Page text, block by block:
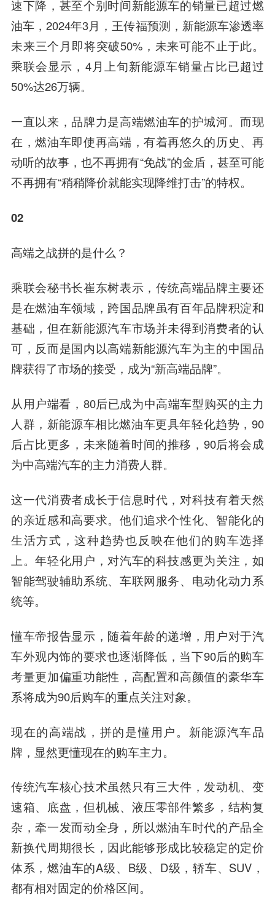
速下降，甚至个别时间新能源车的销量已超过燃
油车，2024年3月，王传福预测，新能源车渗透率
未来三个月即将突破50%，未来可能不止于此。
乘联会显示，4月上旬新能源车销量占比已超过
50%达26万辆。
一直以来，品牌力是高端燃油车的护城河。而现
在，燃油车即使再高端，有着再悠久的历史、再
动听的故事，也不再拥有“免战”的金盾，甚至可能
不再拥有“稍稍降价就能实现降维打击”的特权。
02
高端之战拼的是什么？
乘联会秘书长崔东树表示，传统高端品牌主要还
是在燃油车领域，跨国品牌虽有百年品牌积淀和
基础，但在新能源汽车市场并未得到消费者的认
可，反而是国内以高端新能源汽车为主的中国品
牌获得了市场的接受，成为“新高端品牌”。
从用户端看，80后已成为中高端车型购买的主力
人群，新能源车相比燃油车更具年轻化趋势，90
后占比更多，未来随着时间的推移，90后将会成
为中高端汽车的主力消费人群。
这一代消费者成长于信息时代，对科技有着天然
的亲近感和高要求。他们追求个性化、智能化的
生活方式，这种趋势也反映在他们的购车选择
上。年轻化用户，对汽车的科技感更为关注，如
智能驾驶辅助系统、车联网服务、电动化动力系
统等。
懂车帝报告显示，随着年龄的递增，用户对于汽
车外观内饰的要求也逐渐降低，当下90后的购车
考量更加偏重功能性，高配置和高颜值的豪华车
系将成为90后购车的重点关注对象。
现在的高端战，拼的是懂用户。新能源汽车品
牌，显然更懂现在的购车主力。
传统汽车核心技术虽然只有三大件，发动机、变
速箱、底盘，但机械、液压零部件繁多，结构复
杂，牵一发而动全身，所以燃油车时代的产品全
新换代周期很长，因此能够形成比较稳定的定价
体系，燃油车的A级、B级、D级，轿车、SUV，
都有相对固定的价格区间。